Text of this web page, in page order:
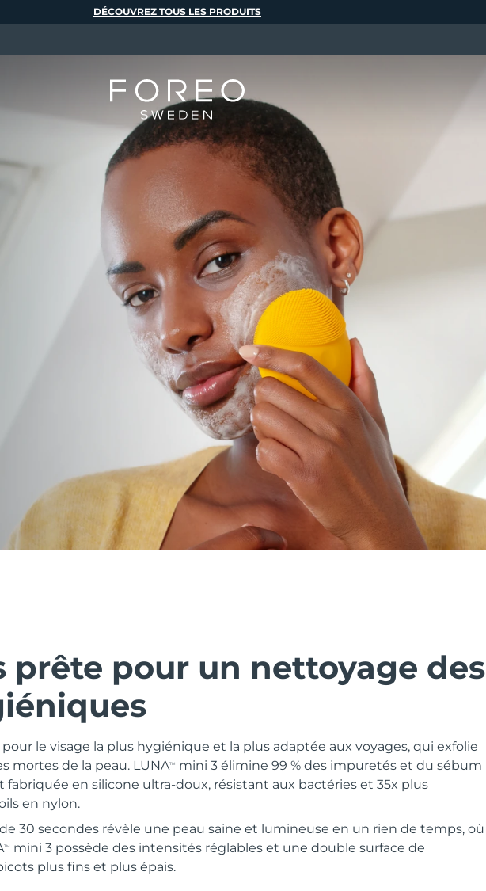
prête pour un nettoyage des
le visage la plus hygiénique et la plus adaptée aux voyages, qui exfolie
mortes de la peau. LUNATM
mini 3 élimine 99 % des impuretés et du sébum
fabriquée en silicone ultra-doux, résistant aux bactéries et 35x plus
en nylon.
30 secondes révèle une peau saine et lumineuse en un rien de temps, où
TM
mini 3 possède des intensités réglables et une double surface de
plus fins et plus épais.
DÉCOUVREZ TOUS LES PRODUITS